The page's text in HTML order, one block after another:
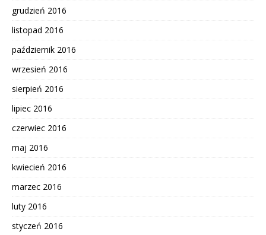
grudzień 2016
listopad 2016
październik 2016
wrzesień 2016
sierpień 2016
lipiec 2016
czerwiec 2016
maj 2016
kwiecień 2016
marzec 2016
luty 2016
styczeń 2016